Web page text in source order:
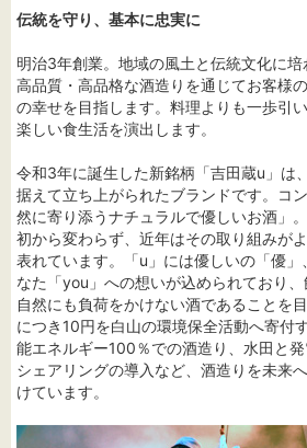
伝統を守り、基本に忠実に
明治3年創業。地域の風土と伝統文化に培
高品質・高品格な酒造りを通じてお客様
の幸せを目指します。料理よりも一歩引
楽しい食生活を演出します。
令和3年に誕生した新銘柄「吉田蔵u」は
据えて立ち上がられたブランドです。コ
然に寄り添うナチュラルで優しいお酒」
初から変わらず、近年はその取り組みが
表れています。「u」には優しいの「優
なた「you」への想いが込められており
自然にも負荷をかけない酒であることを
につき10円を白山の環境保全活動へ寄付
能エネルギー100％での酒造り、水田と
シェアリングの導入など、酒造りを未来
けています。